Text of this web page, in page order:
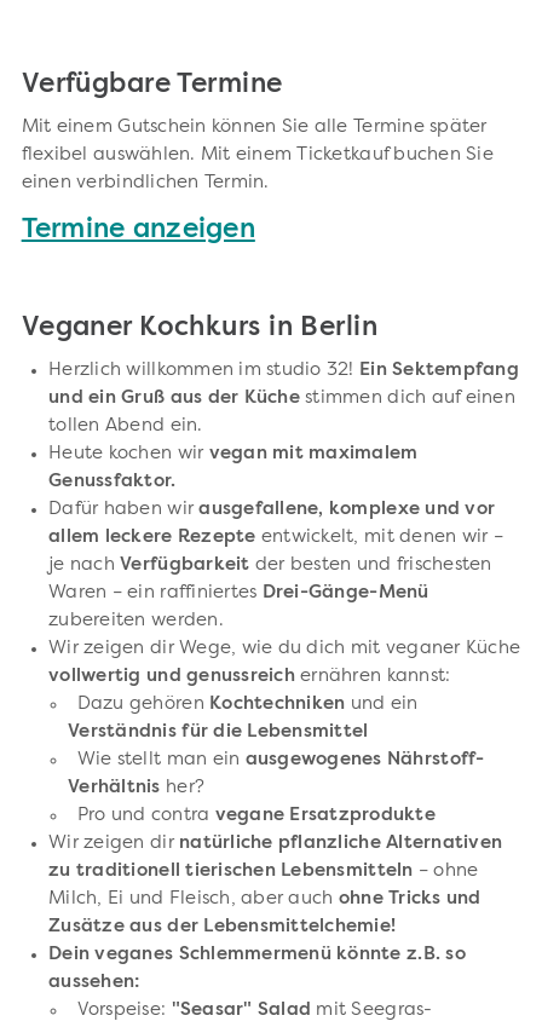
Verfügbare Termine
Mit einem Gutschein können Sie alle Termine später
flexibel auswählen. Mit einem Ticketkauf buchen Sie
einen verbindlichen Termin.
Termine anzeigen
Veganer Kochkurs in Berlin
Herzlich willkommen im studio 32! Ein Sektempfang
und ein Gruß aus der Küchestimmen dich auf einen
tollen Abend ein.
Heute kochen wir vegan mit maximalem
Genussfaktor.
Dafür haben wirausgefallene, komplexe und vor
allem leckere Rezepte entwickelt, mit denen wir –
je nach Verfügbarkeit der besten und frischesten
Waren – ein raffiniertes Drei-Gänge-Menü
zubereiten werden.
Wir zeigen dir Wege, wie du dich mit veganer Küche
vollwertig und genussreichernähren kannst:
Dazu gehören Kochtechniken und ein
Verständnis für die Lebensmittel
Wie stellt man ein ausgewogenes Nährstoff-
Verhältnis her?
Pro und contra vegane Ersatzprodukte
Wir zeigen dir natürliche pflanzliche Alternativen
zu traditionell tierischen Lebensmitteln – ohne
Milch, Ei und Fleisch, aber auch ohne Tricks und
Zusätze aus der Lebensmittelchemie!
Dein veganes Schlemmermenü könnte z.B. so
aussehen:
Vorspeise: "Seasar" Salad mit Seegras-